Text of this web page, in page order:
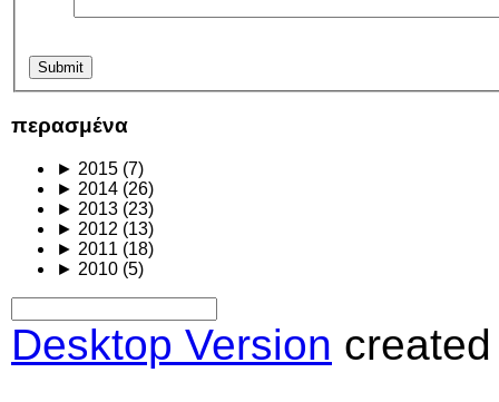
περασμένα
► 2015 (7)
► 2014 (26)
► 2013 (23)
► 2012 (13)
► 2011 (18)
► 2010 (5)
Desktop Version